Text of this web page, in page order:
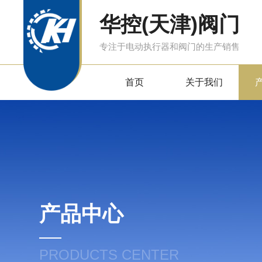
华控(天津)阀门
专注于电动执行器和阀门的生产销售
首页 关于我们
产品中心
PRODUCTS CENTER